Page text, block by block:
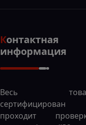
Контактная
информация
Весь
сертифицирован
проходит